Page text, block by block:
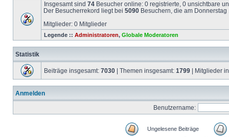
Insgesamt sind 74 Besucher online: 0 registrierte, 0 unsichtbare
Der Besucherrekord liegt bei 5090 Besuchern, die am
Mitglieder: 0 Mitglieder
Legende :: Administratoren, Globale Moderatoren
Statistik
Beiträge insgesamt: 7030 | Themen insgesamt: 1799 | Mitglieder
Anmelden
Benutzername:
Ungelesene Beiträge